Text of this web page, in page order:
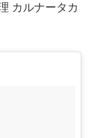
カルナータカ